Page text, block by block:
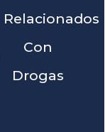
Relacionados
Con
Drogas